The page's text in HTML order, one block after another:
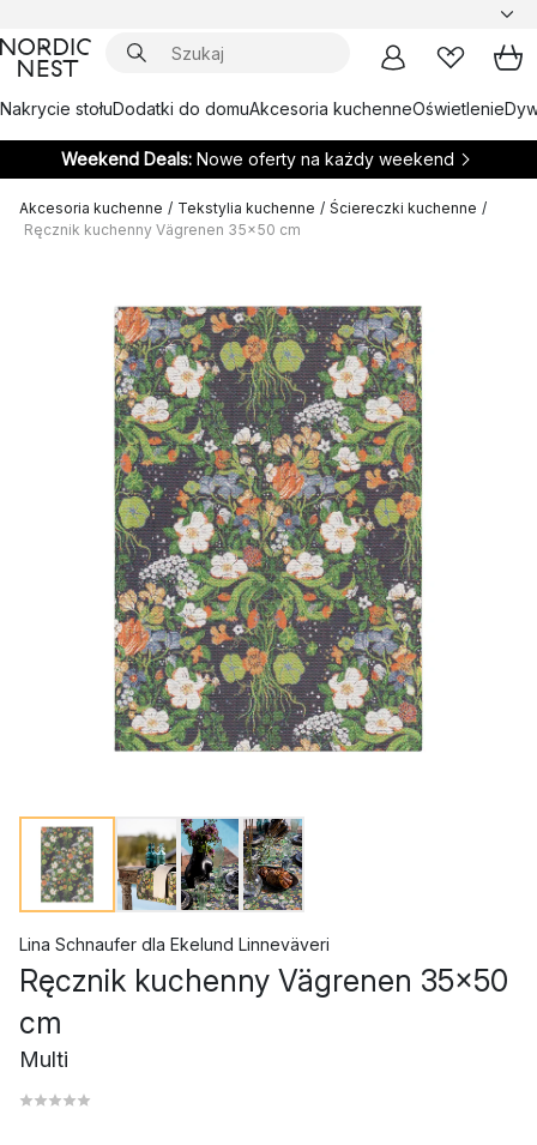
Nakrycie stołuDodatki do domuAkcesoria kuchenneOświetlenie
Weekend Deals: Nowe oferty na każdy weekend
Akcesoria kuchenne / Tekstylia kuchenne / Ściereczki kuchenne /
Ręcznik kuchenny Vägrenen 35x50 cm
Lina Schnaufer dla Ekelund Linneväveri
Ręcznik kuchenny Vägrenen 35x50
cm
Multi